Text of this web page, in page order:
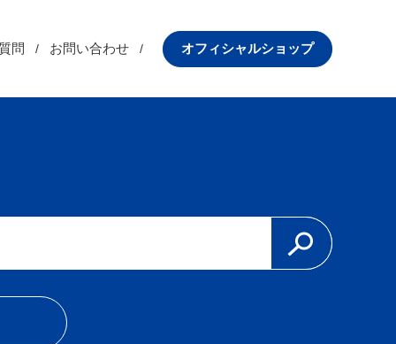
問 お問い合わせ オフィシャルショップ